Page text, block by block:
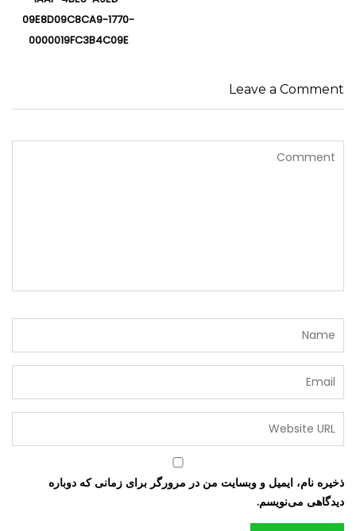
09E8D09C8CA9-1770-
0000019FC3B4C09E
Leave a Comment
ذخیره نام، ایمیل و وبسایت من در مرورگر برای زمانی که دوباره
دیدگاهی می‌نویسم.